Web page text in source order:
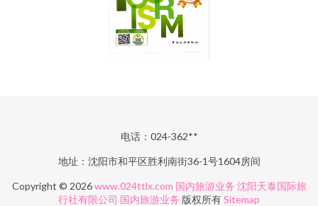
电话：024-362**
地址：沈阳市和平区胜利南街36-1号1604房间
Copyright © 2026www.024ttlx.com 国内旅游业务 沈阳天泰国际旅
行社有限公司 国内旅游业务 版权所有Sitemap